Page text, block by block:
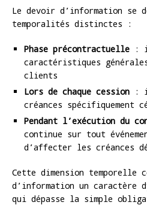
Le devoir d’information se
temporalités distinctes :
Phase précontractuelle :
caractéristiques
clients
Lors de chaque cession :
créances spécifiquement
Pendant l’exécution du
continue sur tout
d’affecter les créances
Cette dimension temporelle
d’information un caractère
qui dépasse la simple